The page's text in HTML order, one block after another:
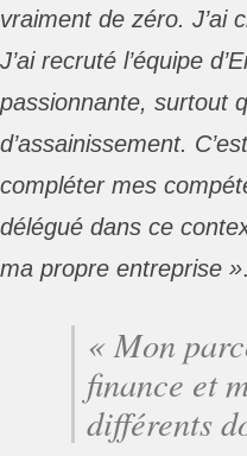
vraiment de zéro. J’ai
J’ai recruté l’équipe
passionnante, surtout
d’assainissement.
compléter mes
délégué dans ce
ma propre entreprise ».
« Mon
finance et
différents